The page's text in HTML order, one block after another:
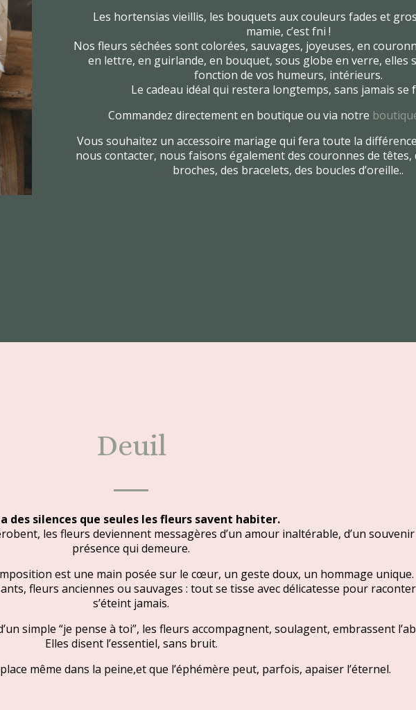
Les hortensias vieillis, les bouquets aux couleurs fades et
mamie, c’est fni !
Nos fleurs séchées sont colorées, sauvages, joyeuses, en
en lettre, en guirlande, en bouquet, sous globe en verre, elles
fonction de vos humeurs, intérieurs.
Le cadeau idéal qui restera longtemps, sans jamais se
Commandez directement en boutique ou via notre
Vous souhaitez un accessoire mariage qui fera toute la
nous contacter, nous faisons également des couronnes de têtes,
broches, des bracelets, des boucles d’oreille..
Deuil
des silences que seules les fleurs savent habiter.
les fleurs deviennent messagères d’un amour inaltérable, d’un souvenir
présence qui demeure.
est une main posée sur le cœur, un geste doux, un hommage unique.
fleurs anciennes ou sauvages : tout se tisse avec délicatesse pour
s’éteint jamais.
simple “je pense à toi”, les fleurs accompagnent, soulagent, embrassent
Elles disent l’essentiel, sans bruit.
même dans la peine,et que l’éphémère peut, parfois, apaiser l’éternel.